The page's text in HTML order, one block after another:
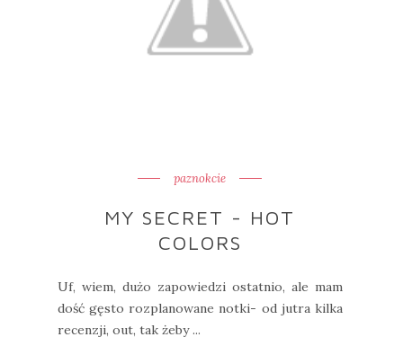
paznokcie
MY SECRET - HOT
COLORS
Uf, wiem, dużo zapowiedzi ostatnio, ale mam
dość gęsto rozplanowane notki- od jutra kilka
recenzji, out, tak żeby ...